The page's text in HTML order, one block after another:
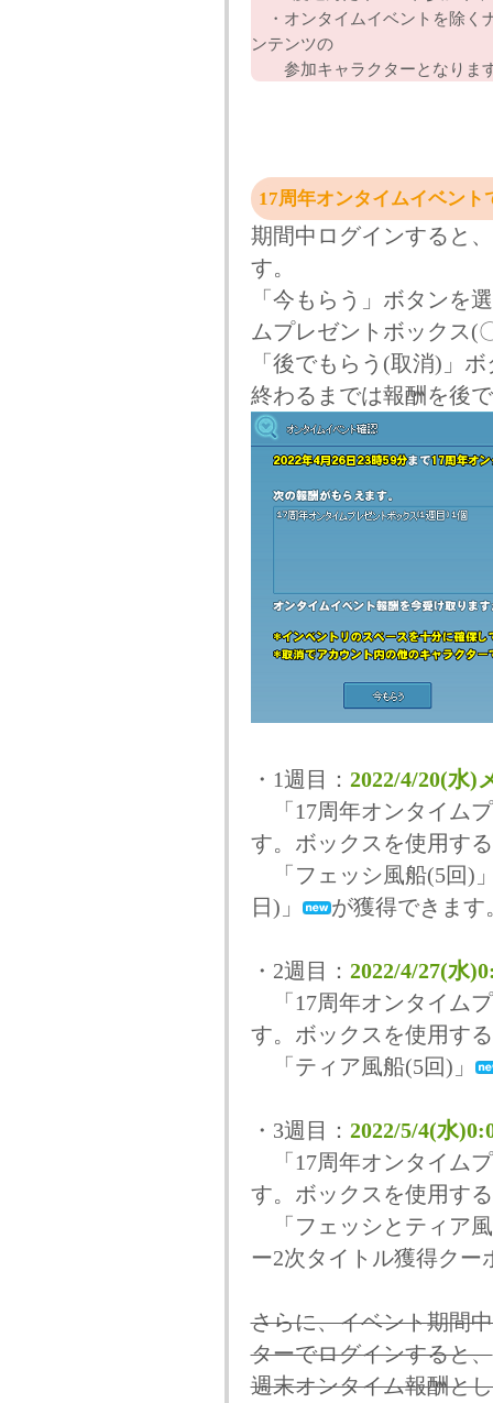
・オンタイムイベントを除く
ンテンツの
参加キャラクターとなりま
17周年オンタイムイベント
期間中ログインすると
す。
「今もらう」ボタンを
ムプレゼントボックス(
「後でもらう(取消)」
終わるまでは報酬を後
・1週目： 2022/4/20(水)
「17周年オンタイム
す。ボックスを使用す
「フェッシ風船(5回)
日)」
が獲得できます
・2週目： 2022/4/27(水
「17周年オンタイム
す。ボックスを使用す
「ティア風船(5回)」
・3週目： 2022/5/4(水
「17周年オンタイム
す。ボックスを使用す
「フェッシとティア
ー2次タイトル獲得クー
さらに、イベント期間
ターでログインすると、
週末オンタイム報酬と